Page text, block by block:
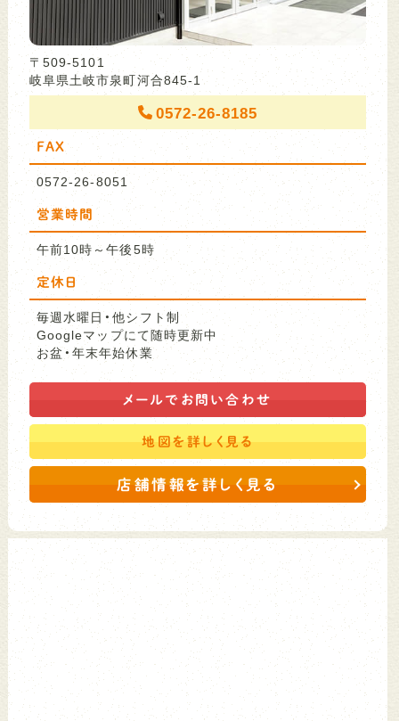
〒509-5101
岐阜県土岐市泉町河合845-1
0572-26-8185
FAX
0572-26-8051
営業時間
午前10時～午後5時
定休日
毎週水曜日・他シフト制
Googleマップにて随時更新中
お盆・年末年始休業
メールで お問い合わせ
地図を詳しく見る
店舗情報を詳しく見る